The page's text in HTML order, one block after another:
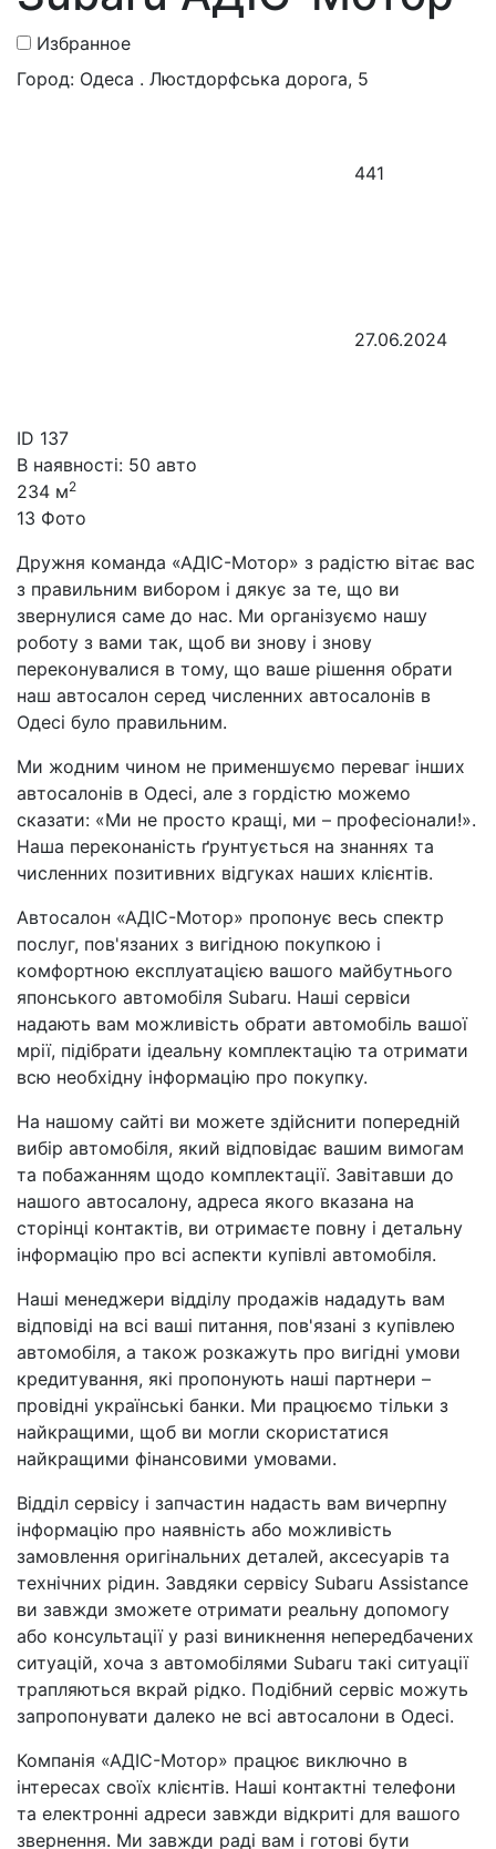
Избранное
Город: Одеса . Люстдорфська дорога, 5
441
27.06.2024
ID 137
В наявності: 50 авто
234 м2
13 Фото
Дружня команда «АДІС-Мотор» з радістю вітає вас
з правильним вибором і дякує за те, що ви
звернулися саме до нас. Ми організуємо нашу
роботу з вами так, щоб ви знову і знову
переконувалися в тому, що ваше рішення обрати
наш автосалон серед численних автосалонів в
Одесі було правильним.
Ми жодним чином не применшуємо переваг інших
автосалонів в Одесі, але з гордістю можемо
сказати: «Ми не просто кращі, ми – професіонали!».
Наша переконаність ґрунтується на знаннях та
численних позитивних відгуках наших клієнтів.
Автосалон «АДІС-Мотор» пропонує весь спектр
послуг, пов'язаних з вигідною покупкою і
комфортною експлуатацією вашого майбутнього
японського автомобіля Subaru. Наші сервіси
надають вам можливість обрати автомобіль вашої
мрії, підібрати ідеальну комплектацію та отримати
всю необхідну інформацію про покупку.
На нашому сайті ви можете здійснити попередній
вибір автомобіля, який відповідає вашим вимогам
та побажанням щодо комплектації. Завітавши до
нашого автосалону, адреса якого вказана на
сторінці контактів, ви отримаєте повну і детальну
інформацію про всі аспекти купівлі автомобіля.
Наші менеджери відділу продажів нададуть вам
відповіді на всі ваші питання, пов'язані з купівлею
автомобіля, а також розкажуть про вигідні умови
кредитування, які пропонують наші партнери –
провідні українські банки. Ми працюємо тільки з
найкращими, щоб ви могли скористатися
найкращими фінансовими умовами.
Відділ сервісу і запчастин надасть вам вичерпну
інформацію про наявність або можливість
замовлення оригінальних деталей, аксесуарів та
технічних рідин. Завдяки сервісу Subaru Assistance
ви завжди зможете отримати реальну допомогу
або консультації у разі виникнення непередбачених
ситуацій, хоча з автомобілями Subaru такі ситуації
трапляються вкрай рідко. Подібний сервіс можуть
запропонувати далеко не всі автосалони в Одесі.
Компанія «АДІС-Мотор» працює виключно в
інтересах своїх клієнтів. Наші контактні телефони
та електронні адреси завжди відкриті для вашого
звернення. Ми завжди раді вам і готові бути